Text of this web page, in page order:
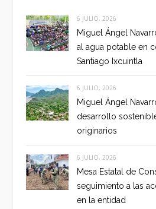
6 JULIO, 2026
Miguel Ángel
al agua potable en
Santiago Ixcuintla
6 JULIO, 2026
Miguel Ángel
desarrollo
originarios
6 JULIO, 2026
Mesa Estatal de
seguimiento a las
en la entidad